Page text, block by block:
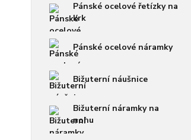
Pánské ocelové řetízky na
krk
Pánské ocelové náramky
Bižuterní náušnice
Bižuterní náramky na
nohu